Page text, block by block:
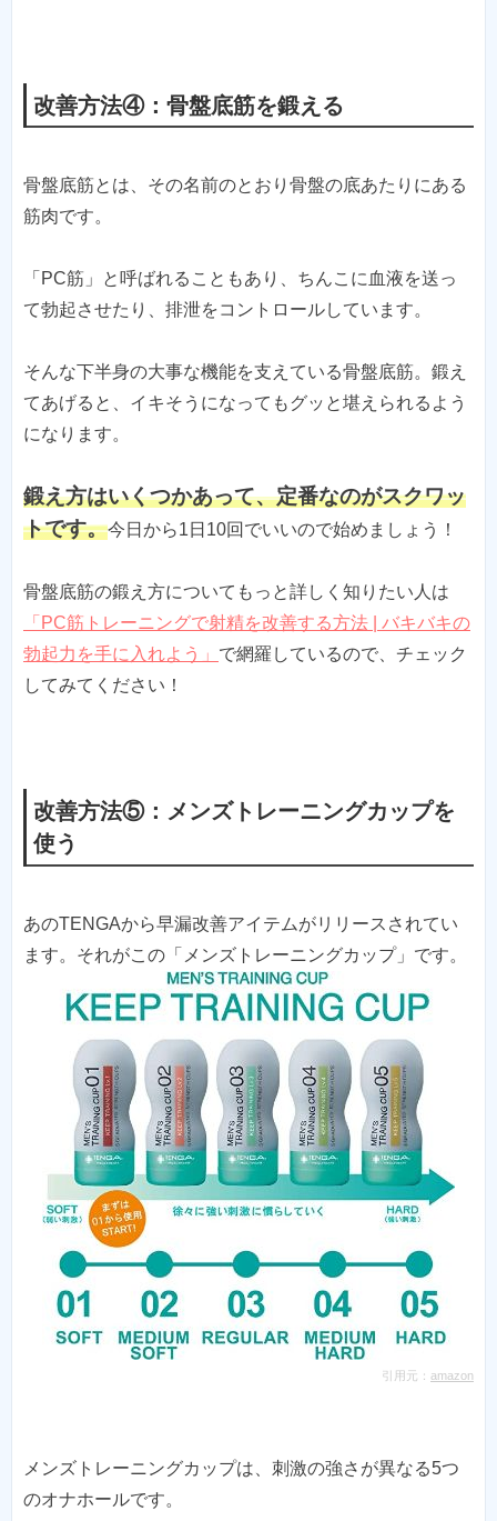
改善方法④：骨盤底筋を鍛える
骨盤底筋とは、その名前のとおり骨盤の底あたりにある
筋肉です。
「PC筋」と呼ばれることもあり、ちんこに血液を送っ
て勃起させたり、排泄をコントロールしています。
そんな下半身の大事な機能を支えている骨盤底筋。鍛え
てあげると、イキそうになってもグッと堪えられるよう
になります。
鍛え方はいくつかあって、定番なのがスクワッ
トです。今日から1日10回でいいので始めましょう！
骨盤底筋の鍛え方についてもっと詳しく知りたい人は
「PC筋トレーニングで射精を改善する方法 | バキバキの
勃起力を手に入れよう」 で網羅しているので、チェック
してみてください！
改善方法⑤：メンズトレーニングカップを
使う
あのTENGAから早漏改善アイテムがリリースされてい
引用元： amazon
メンズトレーニングカップは、刺激の強さが異なる5つ
のオナホールです。